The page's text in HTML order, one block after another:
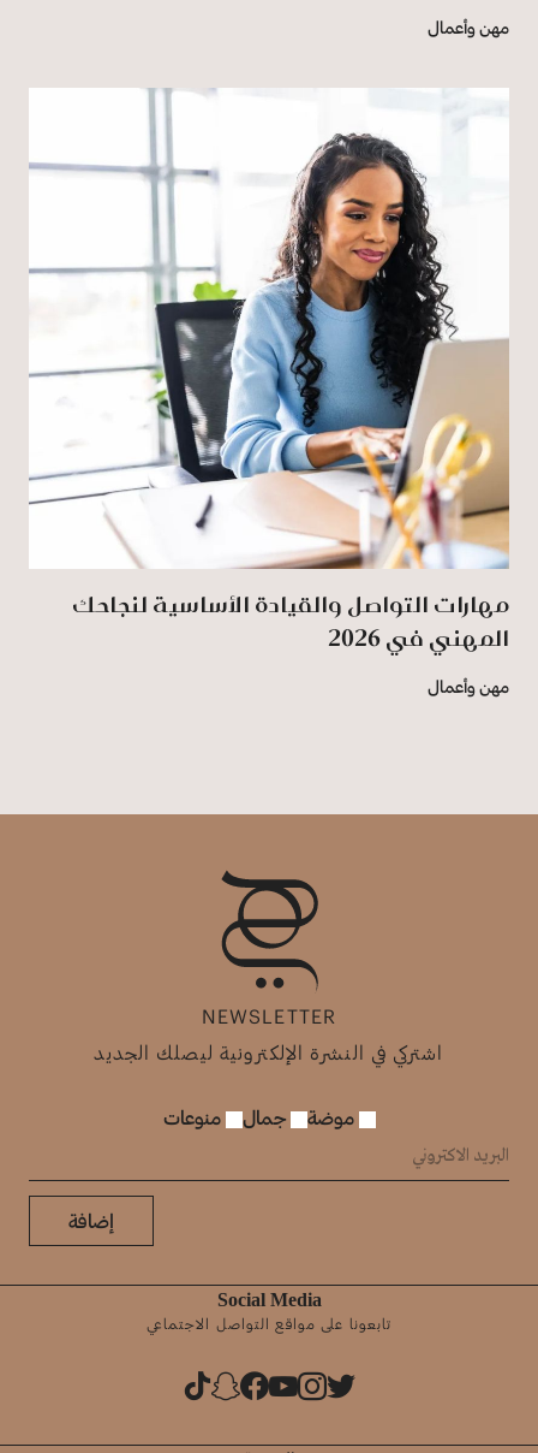
مهن وأعمال
مهارات التواصل والقيادة الأساسية لنجاحك
المهني في 2026
مهن وأعمال
NEWSLETTER
اشتركي في النشرة الإلكترونية ليصلك الجديد
موضة جمال منوعات
إضافة
Social Media
تابعونا على مواقع التواصل الاجتماعي